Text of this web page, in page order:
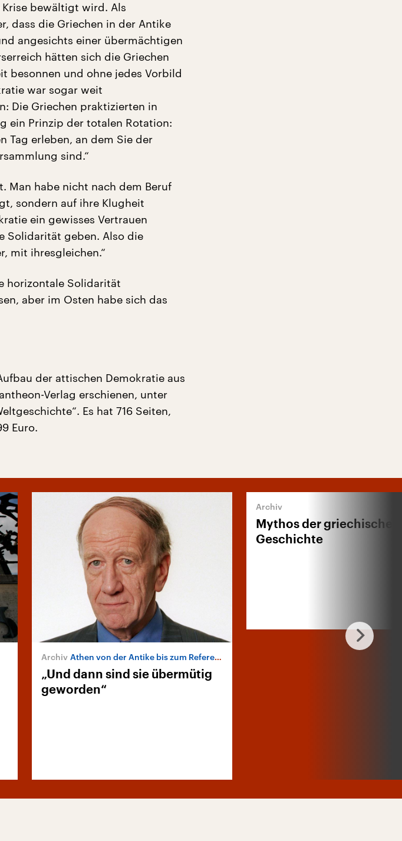
bewältigt wird. Als
dass die Griechen in der Antike
angesichts einer übermächtigen
hätten sich die Griechen
besonnen und ohne jedes Vorbild
war sogar weit
Die Griechen praktizierten in
ein Prinzip der totalen Rotation:
Tag erleben, an dem Sie der
sind.“
Man habe nicht nach dem Beruf
sondern auf ihre Klugheit
ein gewisses Vertrauen
Solidarität geben. Also die
mit ihresgleichen.“
horizontale Solidarität
aber im Osten habe sich das
der attischen Demokratie aus
Verlag erschienen, unter
Es hat 716 Seiten,
Euro.
Athen von der Antike bis zum Referendum
„Und dann sind sie übermütig
geworden“
Mythos der griechischen
Geschichte